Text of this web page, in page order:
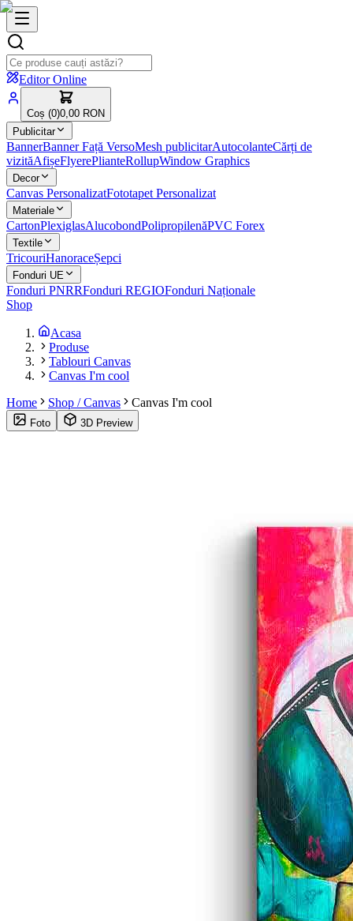
Editor Online
Coș (0)0,00 RON
Publicitar
BannerBanner Față VersoMesh publicitarAutocolanteCărți de
vizităAfișeFlyerePlianteRollupWindow Graphics
Decor
Canvas PersonalizatFototapet Personalizat
Materiale
CartonPlexiglasAlucobondPolipropilenăPVC Forex
Textile
TricouriHanoraceȘepci
Fonduri UE
Fonduri PNRRFonduri REGIOFonduri Naționale
Shop
Acasa
Produse
Tablouri Canvas
Canvas I'm cool
Home
Shop / Canvas Canvas I'm cool
Foto 3D Preview